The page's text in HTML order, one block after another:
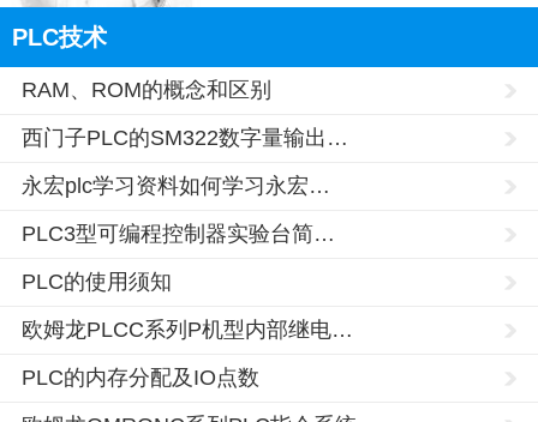
PLC技术
RAM、ROM的概念和区别
西门子PLC的SM322数字量输出…
永宏plc学习资料如何学习永宏…
PLC3型可编程控制器实验台简…
PLC的使用须知
欧姆龙PLCC系列P机型内部继电…
PLC的内存分配及IO点数